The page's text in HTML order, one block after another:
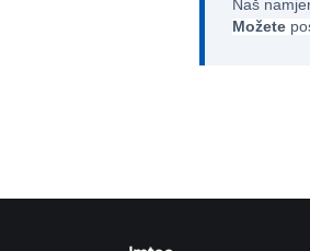
Naš
Možete